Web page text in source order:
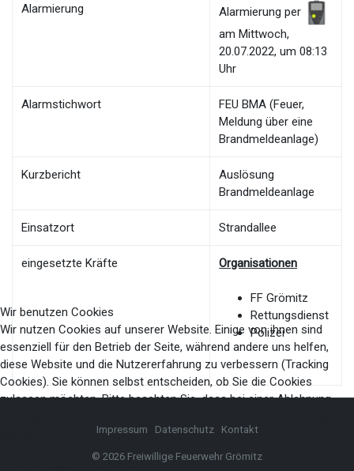
Alarmierung
Alarmierung per
am Mittwoch,
20.07.2022, um 08:13
Uhr
Alarmstichwort
FEU BMA (Feuer,
Meldung über eine
Brandmeldeanlage)
Kurzbericht
Auslösung
Brandmeldeanlage
Einsatzort Strandallee
eingesetzte Kräfte Organisationen
FF Grömitz
Rettungsdienst
Polizei
Impressum Datenschutz Kontakt
© 2026 Freiwillige Feuerwehr Grömitz
Wir benutzen Cookies
Wir nutzen Cookies auf unserer Website. Einige von ihnen sind
essenziell für den Betrieb der Seite, während andere uns helfen,
diese Website und die Nutzererfahrung zu verbessern (Tracking
Cookies). Sie können selbst entscheiden, ob Sie die Cookies
zulassen möchten. Bitte beachten Sie, dass bei einer Ablehnung